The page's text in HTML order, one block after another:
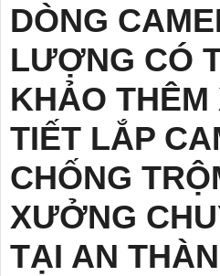
DÒNG
LƯỢNG CÓ
KHẢO THÊM
TIẾT LẮP
CHỐNG
XƯỞNG
TẠI AN